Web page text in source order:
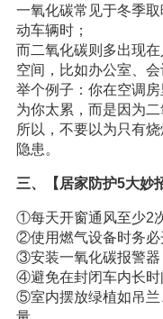
一氧化碳常见于冬季
动车辆时；
而二氧化碳则多出现
空间，比如办公室、会
举个例子：你在空调
为你太累，而是因为二
所以，不要以为只有
隐患。
三、【居家防护5大妙
①每天开窗通风至少2
②使用燃气设备时务必
③安装一氧化碳报警器
④避免在封闭车内长时
⑤室内摆放绿植如吊兰